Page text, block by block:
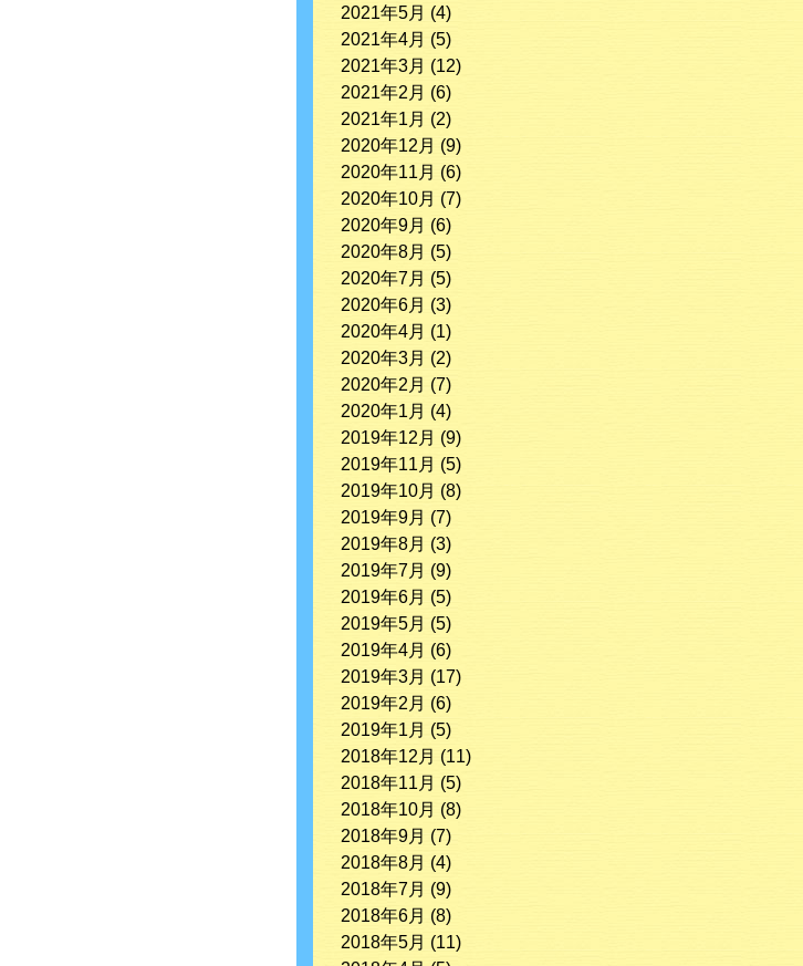
2021年5月 (4)
2021年4月 (5)
2021年3月 (12)
2021年2月 (6)
2021年1月 (2)
2020年12月 (9)
2020年11月 (6)
2020年10月 (7)
2020年9月 (6)
2020年8月 (5)
2020年7月 (5)
2020年6月 (3)
2020年4月 (1)
2020年3月 (2)
2020年2月 (7)
2020年1月 (4)
2019年12月 (9)
2019年11月 (5)
2019年10月 (8)
2019年9月 (7)
2019年8月 (3)
2019年7月 (9)
2019年6月 (5)
2019年5月 (5)
2019年4月 (6)
2019年3月 (17)
2019年2月 (6)
2019年1月 (5)
2018年12月 (11)
2018年11月 (5)
2018年10月 (8)
2018年9月 (7)
2018年8月 (4)
2018年7月 (9)
2018年6月 (8)
2018年5月 (11)